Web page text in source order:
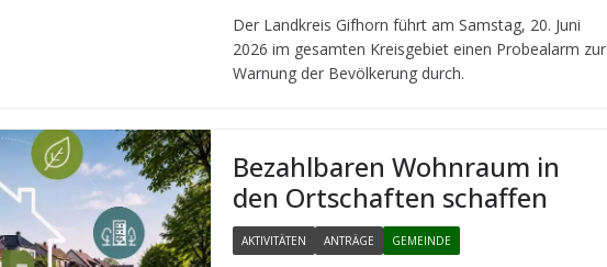
Der Land­kreis Gif­horn führt am Sams­tag, 20. Juni
2026 im gesam­ten Kreis­ge­biet einen Pro­be­alarm zur
War­nung der Bevöl­ke­rung durch.
Bezahl­ba­ren Wohn­raum in
den Ort­schaf­ten schaffen
AKTIVITÄTEN ANTRÄGE GEMEINDE